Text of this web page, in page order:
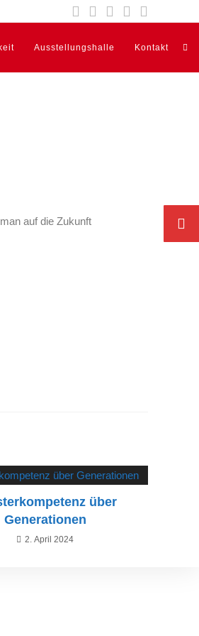
Ausstellungshalle Kontakt
auf die Zukunft
über
Generationen
2. April 2024